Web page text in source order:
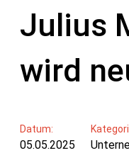
Julius
wird
Datum:
05.05.2025